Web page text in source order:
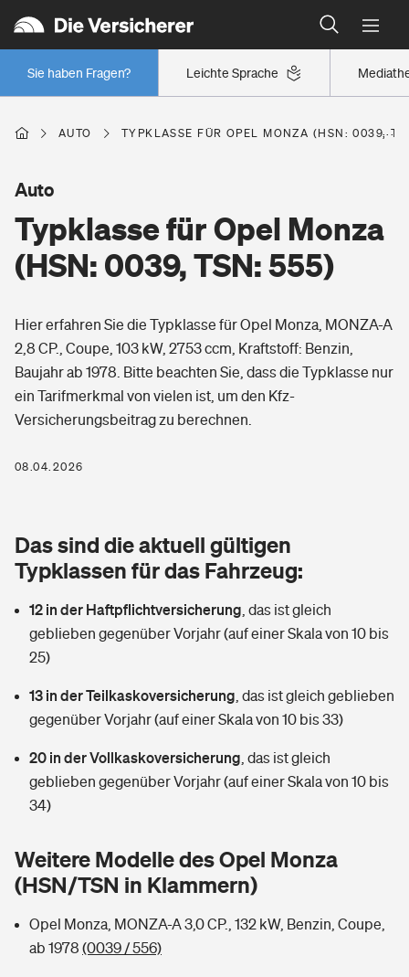
Leichte Sprache
Sie haben Fragen?
Wer versichert was: Jetzt Versicherer finden
Regionalklassen: So ist Ihre Region eingestuft
Wer versichert was: Jetzt Versicherer finden
Berufsunfähigkeitsversicherung
Erwerbsunfähigkeitsversicherung
Grundfähigkeitsversicherung
Arbeitsrechtsschutz
Berufshaftpflichtversicherung
Zur Übersicht
Tools
Wer versichert was: Jetzt Versicherer finden
Sie haben Fragen?
Wohnen
Hausratversicherung
Glasversicherung
Mietkautionsversicherung
Restkreditversicherung
Tools
Hochwasser-Check: Wie gefährdet ist Ihr Haus?
Sie haben Fragen?
Freizeit
Pri­vate Haft­pflicht­
Kinderunfall­ver­si­che­rung
Kinderinvalidität
Hundehalter-Haftpflicht
Handyversicherung
Private Cyberversicherung
Zur Übersicht
Gesundheit
Private Krankenversicherung
Dread-Disease-Versicherung
Tierkrankenversicherung
Zur Übersicht
Tools
Wer versichert was: Jetzt Versicherer finden
Rentenrechner: Wie viel Geld bekomme ich im Alter?
AUTO TYPKLASSE FÜR OPEL MONZA (HSN: 0039,
Typklasse für Opel Monza
(HSN: 0039, TSN: 555)
Auto
Hier erfahren Sie die Typklasse für Opel Monza, MONZA-A
2,8 CP., Coupe, 103 kW, 2753 ccm, Kraftstoff: Benzin,
Baujahr ab 1978. Bitte beachten Sie, dass die Typklasse nur
ein Tarifmerkmal von vielen ist, um den Kfz-
Versicherungsbeitrag zu berechnen.
08.04.2026
Das sind die aktuell gültigen
Typklassen für das Fahrzeug:
12 in der Haftpflichtversicherung das ist gleich
geblieben gegenüber Vorjahr (auf einer Skala von 10 bis
25)
13 in der Teilkaskoversicherung das ist gleich geblieben
gegenüber Vorjahr (auf einer Skala von 10 bis 33)
20 in der Vollkaskoversicherung das ist gleich
geblieben gegenüber Vorjahr (auf einer Skala von 10 bis
34)
Weitere Modelle des Opel Monza
(HSN/TSN in Klammern)
Opel Monza, MONZA-A 3,0 CP., 132 kW, Benzin, Coupe,
ab 1978 (0039 / 556)